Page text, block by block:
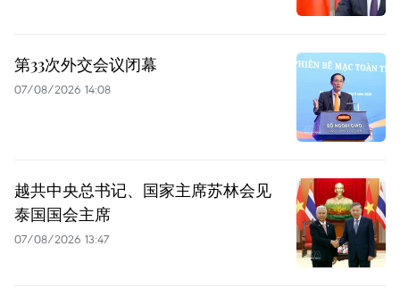
第33次外交会议闭幕
07/08/2026 14:08
越共中央总书记、国家主席苏林会见
泰国国会主席
07/08/2026 13:47